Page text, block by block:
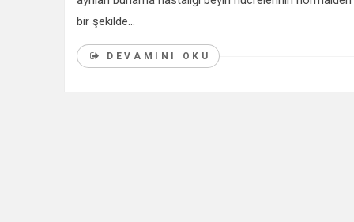
bir şekilde...
DEVAMINI OKU